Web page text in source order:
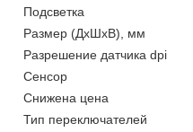
Подсветка
Размер (ДхШхВ), мм
Разрешение датчика dpi
Сенсор
Снижена цена
Тип переключателей